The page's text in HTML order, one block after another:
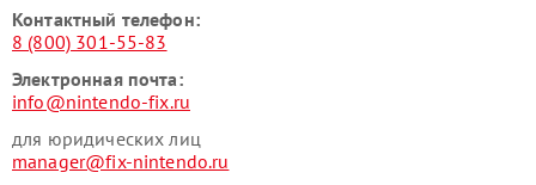
Контактный телефон:
8 (800) 301-55-83
Электронная почта:
info@nintendo-fix.ru
для юридических лиц
manager@fix-nintendo.ru